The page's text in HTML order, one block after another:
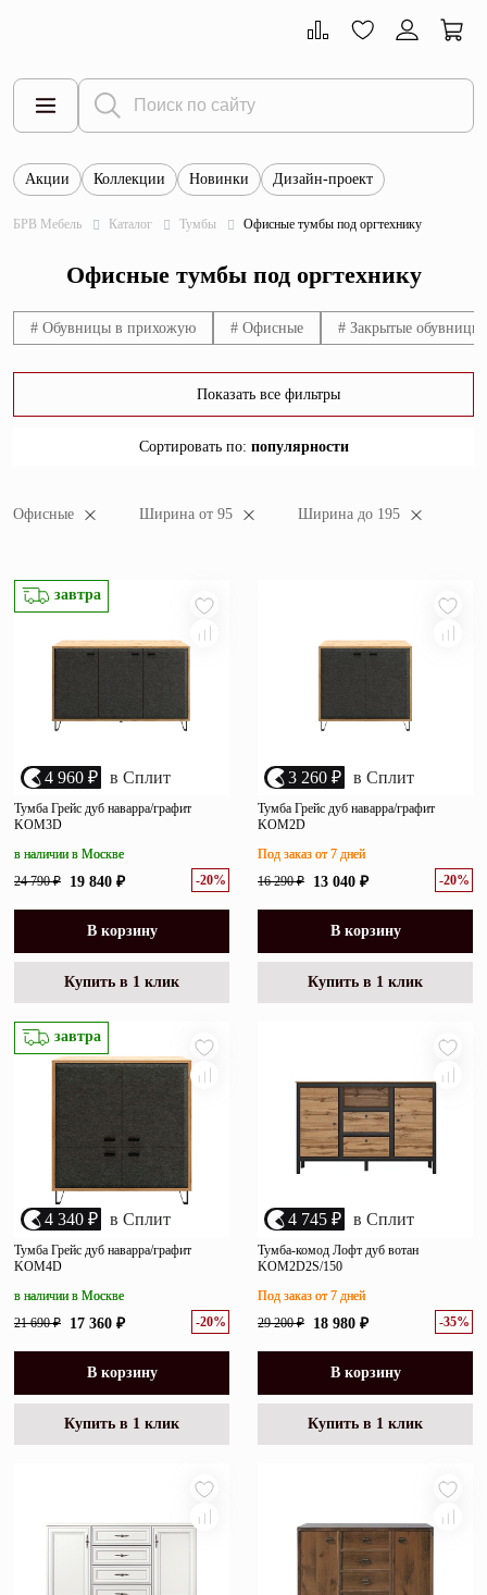
Все товары
Тумбы
Шкафы
Витрины
Комоды
Столы
Зеркала
Матрасы
Прихожие
О нас
Наши салоны
Дизайнерам и архитекторам
Обратный звонок
Акции Коллекции Новинки Дизайн-проект
БРВ Мебель Каталог Тумбы Офисные тумбы под оргтехнику
Офисные тумбы под оргтехнику
# Обувницы в прихожую # Офисные # Закрытые обувницы
Показать все фильтры
Сортировать по: популярности
убыванию цены
Офисные Ширина от 95 Ширина до 195
завтра
4 960 ₽ в Сплит
Тумба Грейс дуб наварра/графит
KOM3D
24 790 ₽ 19 840 ₽ -20%
в наличии в Москве
В корзину
Купить в 1 клик
3 260 ₽ в Сплит
Тумба Грейс дуб наварра/графит
KOM2D
16 290 ₽ 13 040 ₽ -20%
Под заказ от 7 дней
В корзину
Купить в 1 клик
завтра
4 340 ₽ в Сплит
Тумба Грейс дуб наварра/графит
KOM4D
21 690 ₽ 17 360 ₽ -20%
в наличии в Москве
В корзину
Купить в 1 клик
4 745 ₽ в Сплит
Тумба-комод Лофт дуб вотан
KOM2D2S/150
29 200 ₽ 18 980 ₽ -35%
Под заказ от 7 дней
В корзину
Купить в 1 клик